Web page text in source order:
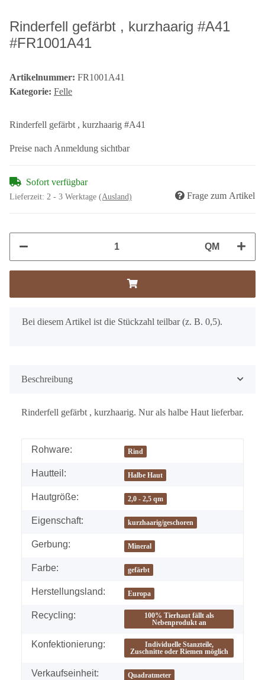
Rinderfell gefärbt , kurzhaarig #A41
#FR1001A41
Artikelnummer: FR1001A41
Kategorie: Felle
Rinderfell gefärbt , kurzhaarig #A41
Preise nach Anmeldung sichtbar
Sofort verfügbar
Lieferzeit: 2 - 3 Werktage (Ausland) Frage zum Artikel
QM
x
Bei diesem Artikel ist die Stückzahl teilbar (z. B. 0,5).
Beschreibung
Rinderfell gefärbt , kurzhaarig. Nur als halbe Haut lieferbar.
Rohware: Rind
Hautteil: Halbe Haut
Hautgröße: 2,0 - 2,5 qm
Eigenschaft: kurzhaarig/geschoren
Gerbung: Mineral
Farbe: gefärbt
Herstellungsland: Europa
Recycling:
100% Tierhaut fällt als
Nebenprodukt an
Konfektionierung:
Individuelle Stanzteile,
Zuschnitte oder Riemen möglich
Verkaufseinheit: Quadratmeter